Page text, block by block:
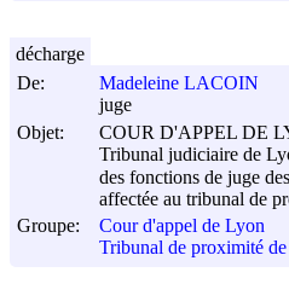
De:
Madeleine LACOIN
juge
Objet:
COUR D'APPEL DE
Tribunal judiciaire de
des fonctions de juge
affectée au tribunal de
Groupe:
Cour d'appel de Lyon
Tribunal de proximité
décharge